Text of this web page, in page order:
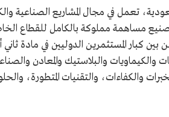
تعمل في مجال المشاريع الصناعية
وتعد أول شركة تصنيع مساهمة مملوكة بالكامل
بين كبار المستثمرين الدوليين في مادة
والكيماويات والبلاستيك والمعادن
والكفاءات، والتقنيات المتطورة،